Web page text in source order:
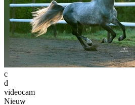
c
d
videocam
Nieuw